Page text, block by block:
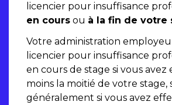
licencier pour insuffisance
en cours ou à la fin de votre
Votre administration
licencier pour insuffisance
en cours de stage si vous
moins la moitié de votre stage,
généralement si vous avez